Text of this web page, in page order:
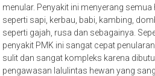
menular. Penyakit ini menyerang
seperti sapi, kerbau, babi, kambing,
seperti gajah, rusa dan sebagainya.
penyakit PMK ini sangat cepat
sulit dan sangat kompleks karena
pengawasan lalulintas hewan yang